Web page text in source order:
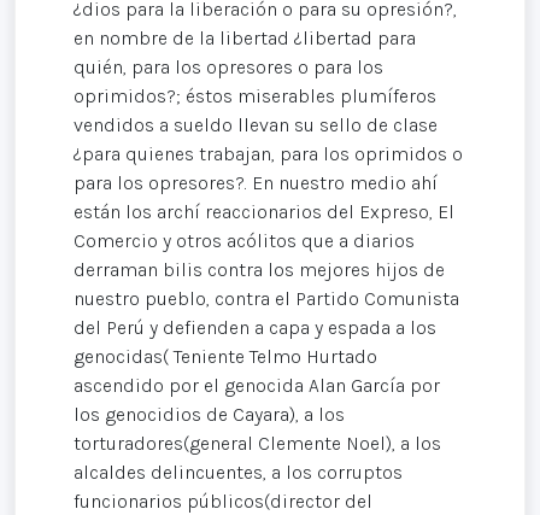
¿dios para la liberación o para su opresión?,
en nombre de la libertad ¿libertad para
quién, para los opresores o para los
oprimidos?; éstos miserables plumíferos
vendidos a sueldo llevan su sello de clase
¿para quienes trabajan, para los oprimidos o
para los opresores?. En nuestro medio ahí
están los archí reaccionarios del Expreso, El
Comercio y otros acólitos que a diarios
derraman bilis contra los mejores hijos de
nuestro pueblo, contra el Partido Comunista
del Perú y defienden a capa y espada a los
genocidas( Teniente Telmo Hurtado
ascendido por el genocida Alan García por
los genocidios de Cayara), a los
torturadores(general Clemente Noel), a los
alcaldes delincuentes, a los corruptos
funcionarios públicos(director del